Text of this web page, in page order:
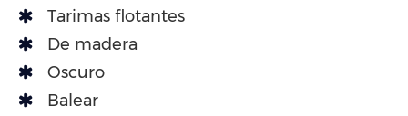
Tarimas flotantes
De madera
Oscuro
Balear